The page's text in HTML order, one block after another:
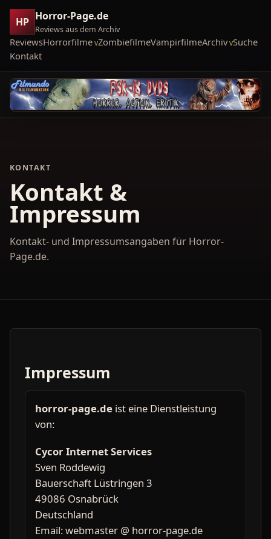
HP Horror-Page.de
Reviews aus dem Archiv
ReviewsHorrorfilme ZombiefilmeVampirfilmeArchiv Suche
Kontakt
KONTAKT
Kontakt &
Impressum
Kontakt- und Impressumsangaben für Horror-
Page.de.
Impressum
horror-page.de ist eine Dienstleistung
von:
Cycor Internet Services
Sven Roddewig
Bauerschaft Lüstringen 3
49086 Osnabrück
Deutschland
Email: webmaster @ horror-page.de